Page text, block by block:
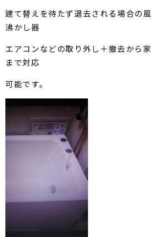
建て替えを待たず退去される場合の
沸かし器
エアコンなどの取り外し＋撤去から
まで対応
可能です。